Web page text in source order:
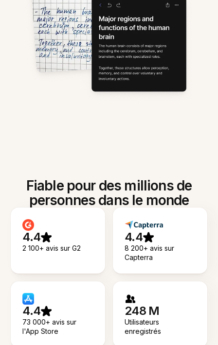
Fiable pour des millions de
personnes dans le monde
4.4
2 100+ avis sur G2
4.4
8 200+ avis sur
Capterra
4.4
73 000+ avis sur
l'App Store
248 M
Utilisateurs
enregistrés